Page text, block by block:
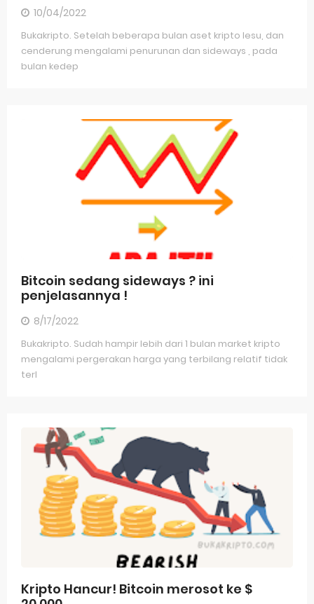
10/04/2022
Bukakripto. Setelah beberapa bulan aset kripto lesu, dan
cenderung mengalami penurunan dan sideways , pada
bulan kedep
Bitcoin sedang sideways ? ini
penjelasannya !
8/17/2022
Bukakripto. Sudah hampir lebih dari 1 bulan market kripto
mengalami pergerakan harga yang terbilang relatif tidak
terl
Kripto Hancur! Bitcoin merosot ke $